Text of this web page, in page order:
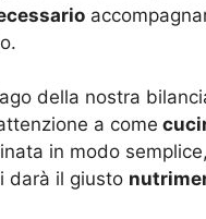
della nostra
a come
in modo
darà il giusto